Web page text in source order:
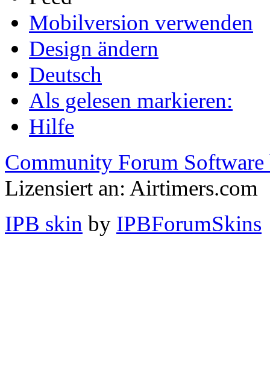
Mobilversion verwenden
Design ändern
Deutsch
Als gelesen markieren:
Hilfe
Community Forum Software
Lizensiert an: Airtimers.com
IPB skin by IPBForumSkins